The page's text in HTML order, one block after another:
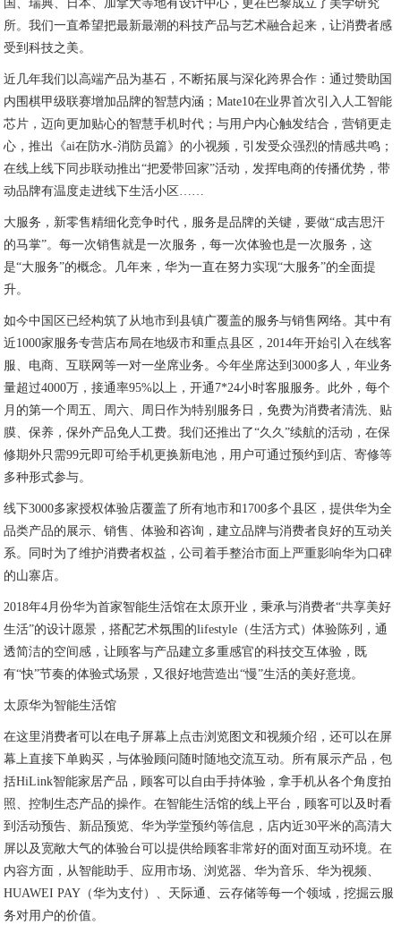
国、瑞典、日本、加拿大等地有设计中心，更在巴黎成立了美学研究
所。我们一直希望把最新最潮的科技产品与艺术融合起来，让消费者感
受到科技之美。
近几年我们以高端产品为基石，不断拓展与深化跨界合作：通过赞助国
内围棋甲级联赛增加品牌的智慧内涵；Mate10在业界首次引入人工智能
芯片，迈向更加贴心的智慧手机时代；与用户内心触发结合，营销更走
心，推出《ai在防水-消防员篇》的小视频，引发受众强烈的情感共鸣；
在线上线下同步联动推出“把爱带回家”活动，发挥电商的传播优势，带
动品牌有温度走进线下生活小区……
大服务，新零售精细化竞争时代，服务是品牌的关键，要做“成吉思汗
的马掌”。每一次销售就是一次服务，每一次体验也是一次服务，这
是“大服务”的概念。几年来，华为一直在努力实现“大服务”的全面提
升。
如今中国区已经构筑了从地市到县镇广覆盖的服务与销售网络。其中有
近1000家服务专营店布局在地级市和重点县区，2014年开始引入在线客
服、电商、互联网等一对一坐席业务。今年坐席达到3000多人，年业务
量超过4000万，接通率95%以上，开通7*24小时客服服务。此外，每个
月的第一个周五、周六、周日作为特别服务日，免费为消费者清洗、贴
膜、保养，保外产品免人工费。我们还推出了“久久”续航的活动，在保
修期外只需99元即可给手机更换新电池，用户可通过预约到店、寄修等
多种形式参与。
线下3000多家授权体验店覆盖了所有地市和1700多个县区，提供华为全
品类产品的展示、销售、体验和咨询，建立品牌与消费者良好的互动关
系。同时为了维护消费者权益，公司着手整治市面上严重影响华为口碑
的山寨店。
2018年4月份华为首家智能生活馆在太原开业，秉承与消费者“共享美好
生活”的设计愿景，搭配艺术氛围的lifestyle（生活方式）体验陈列，通
透简洁的空间感，让顾客与产品建立多重感官的科技交互体验，既
有“快”节奏的体验式场景，又很好地营造出“慢”生活的美好意境。
太原华为智能生活馆
在这里消费者可以在电子屏幕上点击浏览图文和视频介绍，还可以在屏
幕上直接下单购买，与体验顾问随时随地交流互动。所有展示产品，包
括HiLink智能家居产品，顾客可以自由手持体验，拿手机从各个角度拍
照、控制生态产品的操作。在智能生活馆的线上平台，顾客可以及时看
到活动预告、新品预览、华为学堂预约等信息，店内近30平米的高清大
屏以及宽敞大气的体验台可以提供给顾客非常好的面对面互动环境。在
内容方面，从智能助手、应用市场、浏览器、华为音乐、华为视频、
HUAWEI PAY（华为支付）、天际通、云存储等每一个领域，挖掘云服
务对用户的价值。